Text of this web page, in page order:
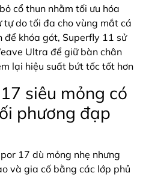
cổ thun nhằm tối ưu hóa
do tối đa cho vùng mắt cá
để khóa gót, Superfly 11 sử
Ultra để giữ bàn chân
lại hiệu suất bứt tốc tốt hơn
siêu mỏng có
phương đạp
17 dù mỏng nhẹ nhưng
và gia cố bằng các lớp phủ